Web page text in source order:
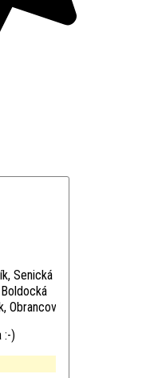
Senická
Obrancov mieru
:-)